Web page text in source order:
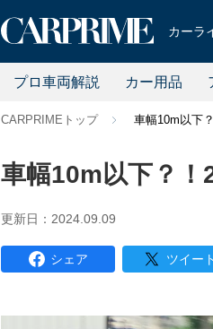
カーラ
プロ車両解説 カー用品
CARPRIMEトップ 車幅10m以下
車幅10m以下？
更新日：2024.09.09
シェア ツイート